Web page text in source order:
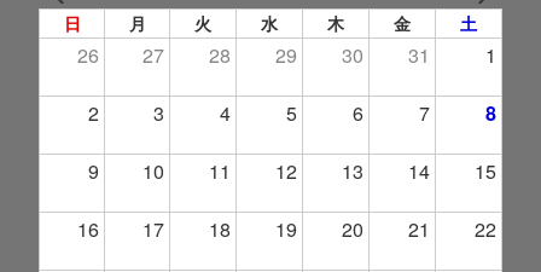
日 月 火 水 木 金 土
26 27 28 29 30 31 1
2 3 4 5 6 7 8
9 10 11 12 13 14 15
16 17 18 19 20 21 22